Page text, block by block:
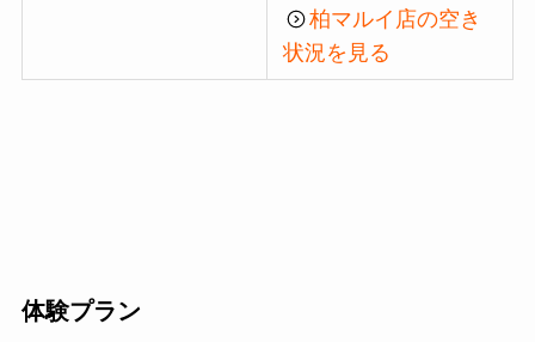
柏マルイ店の空き
状況を見る
体験プラン